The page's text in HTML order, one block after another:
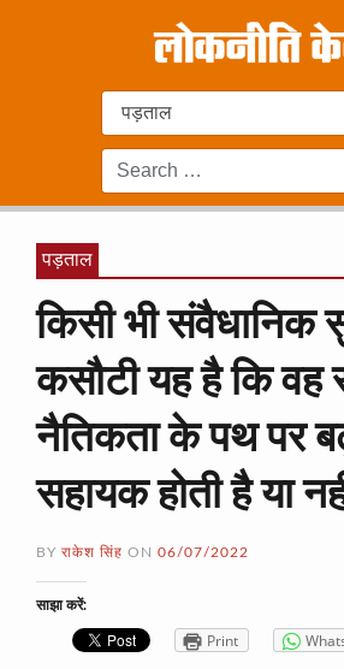
पड़ताल
किसी भी संवैधानिक
कसौटी यह है कि वह
नैतिकता के पथ पर
सहायक होती है या
BY राकेश सिंह ON 06/07/2022
साझा करें:
Print